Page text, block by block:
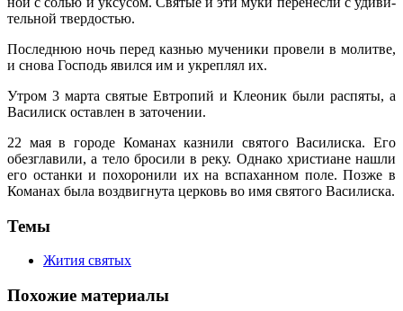
тель­ной твер­до­стью.
По­след­нюю ночь пе­ред каз­нью му­че­ни­ки про­ве­ли в мо­лит­ве,
и сно­ва Гос­подь явил­ся им и укреп­лял их.
Утром 3 мар­та свя­тые Ев­тро­пий и Клео­ник бы­ли рас­пя­ты, а
Ва­си­лиск остав­лен в за­то­че­нии.
22 мая в го­ро­де Ко­ма­нах каз­ни­ли свя­то­го Ва­си­лис­ка. Его
обез­гла­ви­ли, а те­ло бро­си­ли в ре­ку. Од­на­ко хри­сти­ане на­шли
его остан­ки и по­хо­ро­ни­ли их на вспа­хан­ном по­ле. Поз­же в
Ко­ма­нах бы­ла воз­двиг­ну­та цер­ковь во имя свя­то­го Ва­си­лис­ка.
Темы
Жития святых
Похожие материалы